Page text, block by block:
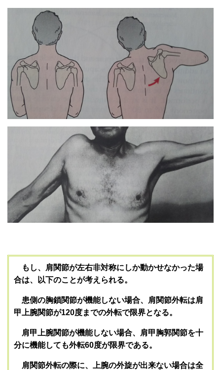
もし、肩関節が左右非対称にしか動かせなかった場
合は、以下のことが考えられる。
患側の胸鎖関節が機能しない場合、肩関節外転は肩
甲上腕関節が120度までの外転で限界となる。
肩甲上腕関節が機能しない場合、肩甲胸郭関節を十
分に機能しても外転60度が限界である。
肩関節外転の際に、上腕の外旋が出来ない場合は全